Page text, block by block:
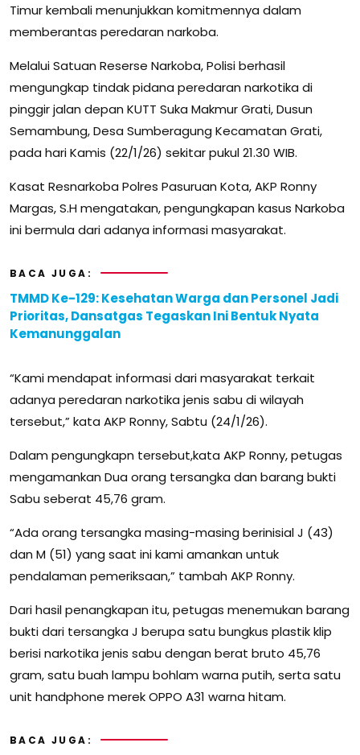
Timur kembali menunjukkan komitmennya dalam
memberantas peredaran narkoba.
Melalui Satuan Reserse Narkoba, Polisi berhasil
mengungkap tindak pidana peredaran narkotika di
pinggir jalan depan KUTT Suka Makmur Grati, Dusun
Semambung, Desa Sumberagung Kecamatan Grati,
pada hari Kamis (22/1/26) sekitar pukul 21.30 WIB.
Kasat Resnarkoba Polres Pasuruan Kota, AKP Ronny
Margas, S.H mengatakan, pengungkapan kasus Narkoba
ini bermula dari adanya informasi masyarakat.
BACA JUGA:
TMMD Ke-129: Kesehatan Warga dan Personel Jadi
Prioritas, Dansatgas Tegaskan Ini Bentuk Nyata
Kemanunggalan
“Kami mendapat informasi dari masyarakat terkait
adanya peredaran narkotika jenis sabu di wilayah
tersebut,” kata AKP Ronny, Sabtu (24/1/26).
Dalam pengungkapn tersebut,kata AKP Ronny, petugas
mengamankan Dua orang tersangka dan barang bukti
Sabu seberat 45,76 gram.
“Ada orang tersangka masing-masing berinisial J (43)
dan M (51) yang saat ini kami amankan untuk
pendalaman pemeriksaan,” tambah AKP Ronny.
Dari hasil penangkapan itu, petugas menemukan barang
bukti dari tersangka J berupa satu bungkus plastik klip
berisi narkotika jenis sabu dengan berat bruto 45,76
gram, satu buah lampu bohlam warna putih, serta satu
unit handphone merek OPPO A31 warna hitam.
BACA JUGA: